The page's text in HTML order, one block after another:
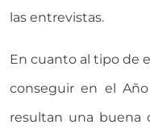
las entrevistas.
En cuanto al tipo de
conseguir en el
resultan una buena